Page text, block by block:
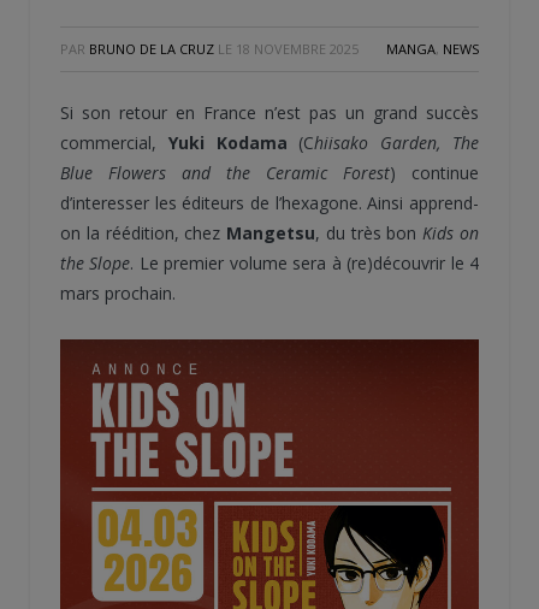
PAR BRUNO DE LA CRUZ LE 18 NOVEMBRE 2025 MANGA, NEWS
Si son retour en France n’est pas un grand succès
commercial, Yuki Kodama (Chiisako Garden, The
Blue Flowers and the Ceramic Forest) continue
d’interesser les éditeurs de l’hexagone. Ainsi apprend-
on la réédition, chez Mangetsu, du très bonKids on
the Slope. Le premier volume sera à (re)découvrir le 4
mars prochain.